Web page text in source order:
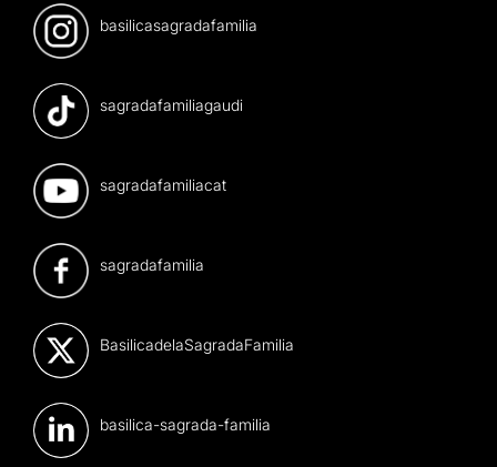
basilicasagradafamilia
sagradafamiliagaudi
sagradafamiliacat
sagradafamilia
BasilicadelaSagradaFamilia
basilica-sagrada-familia